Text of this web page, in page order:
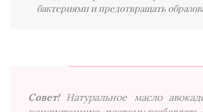
бактериями и предотвращать
Совет! Натуральное масло